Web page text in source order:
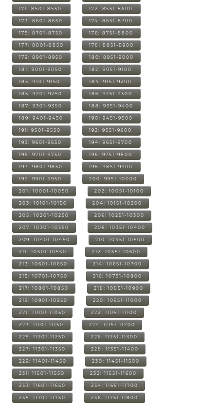
171: 8501-8550 172: 8551-8600
173: 8601-8650 174: 8651-8700
175: 8701-8750 176: 8751-8800
177: 8801-8850 178: 8851-8900
179: 8901-8950 180: 8951-9000
181: 9001-9050 182: 9051-9100
183: 9101-9150 184: 9151-9200
185: 9201-9250 186: 9251-9300
187: 9301-9350 188: 9351-9400
189: 9401-9450 190: 9451-9500
191: 9501-9550 192: 9551-9600
193: 9601-9650 194: 9651-9700
195: 9701-9750 196: 9751-9800
197: 9801-9850 198: 9851-9900
199: 9901-9950 200: 9951-10000
201: 10001-10050 202: 10051-10100
203: 10101-10150 204: 10151-10200
205: 10201-10250 206: 10251-10300
207: 10301-10350 208: 10351-10400
209: 10401-10450 210: 10451-10500
211: 10501-10550 212: 10551-10600
213: 10601-10650 214: 10651-10700
215: 10701-10750 216: 10751-10800
217: 10801-10850 218: 10851-10900
219: 10901-10950 220: 10951-11000
221: 11001-11050 222: 11051-11100
223: 11101-11150 224: 11151-11200
225: 11201-11250 226: 11251-11300
227: 11301-11350 228: 11351-11400
229: 11401-11450 230: 11451-11500
231: 11501-11550 232: 11551-11600
233: 11601-11650 234: 11651-11700
235: 11701-11750 236: 11751-11800